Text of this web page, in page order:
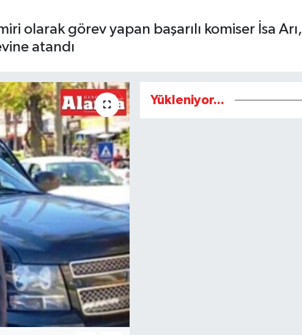
olarak görev yapan başarılı komiser İsa Arı,
atandı
Yükleniyor...